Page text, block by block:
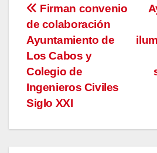
Navegación
de
entradas
Firman convenio
de colaboración
Ayuntamiento de
Los Cabos y
Colegio de
Ingenieros Civiles
Siglo XXI